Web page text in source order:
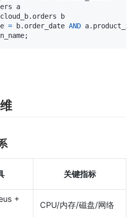
cloud_b. orders b
= b. order_date AND a. product_id
;
关键指标
+
CPU/内存/磁盘/网络